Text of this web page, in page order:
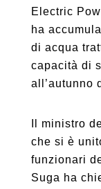
Electric
ha
di acqua
capacità di
all’autunno
Il ministro
che si è
funzionari
Suga ha